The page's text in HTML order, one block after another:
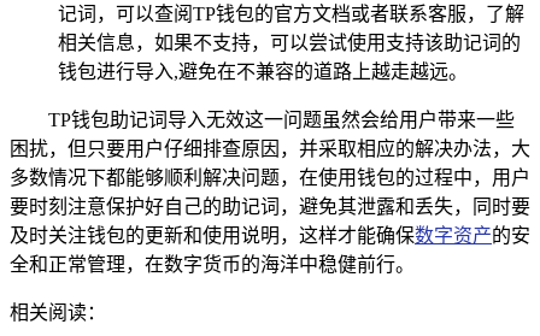
记词，可以查阅TP钱包的官方文档或者联系客服，了解
相关信息，如果不支持，可以尝试使用支持该助记词的
钱包进行导入,避免在不兼容的道路上越走越远。
TP钱包助记词导入无效这一问题虽然会给用户带来一些
困扰，但只要用户仔细排查原因，并采取相应的解决办法，大
多数情况下都能够顺利解决问题，在使用钱包的过程中，用户
要时刻注意保护好自己的助记词，避免其泄露和丢失，同时要
及时关注钱包的更新和使用说明，这样才能确保数字资产的安
全和正常管理，在数字货币的海洋中稳健前行。
相关阅读：